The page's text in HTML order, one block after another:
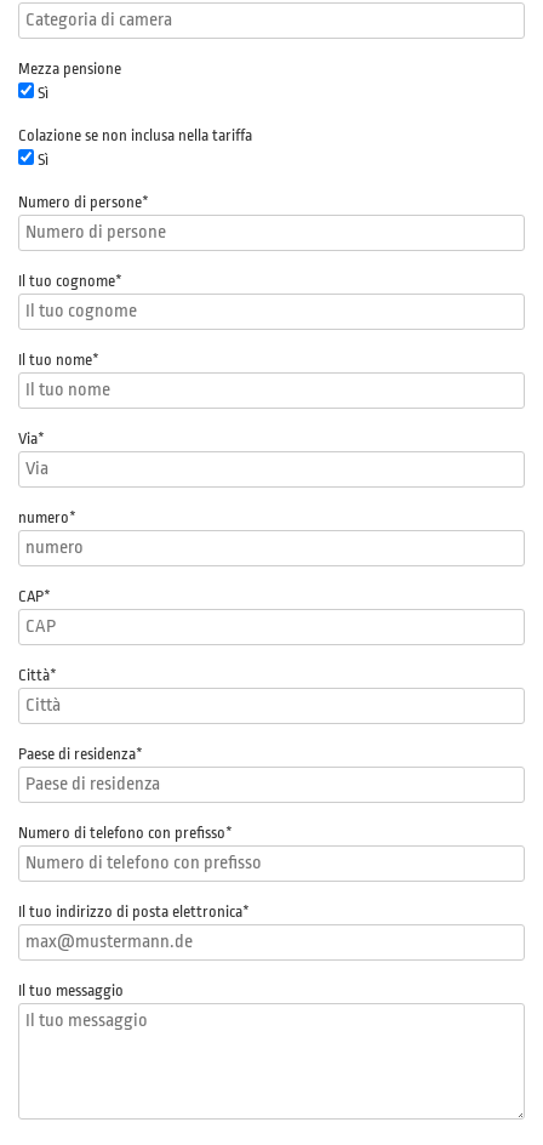
Mezza pensione
Sì
Colazione se non inclusa nella tariffa
Sì
Numero di persone*
Il tuo cognome*
Il tuo nome*
Via*
numero*
CAP*
Città*
Paese di residenza*
Numero di telefono con prefisso*
Il tuo indirizzo di posta elettronica*
Il tuo messaggio